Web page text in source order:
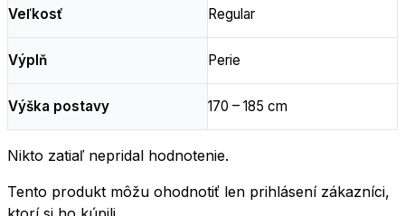
Veľkosť Regular
Výplň Perie
Výška postavy 170 – 185 cm
Nikto zatiaľ nepridal hodnotenie.
Tento produkt môžu ohodnotiť len prihlásení zákazníci,